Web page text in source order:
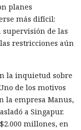
planes
más difícil:
de las
restricciones aún
la inquietud sobre
de los motivos
la empresa Manus,
a Singapur.
millones, en